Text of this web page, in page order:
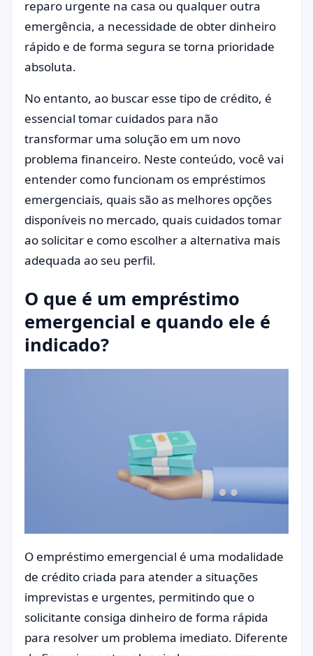
reparo urgente na casa ou qualquer outra
emergência, a necessidade de obter dinheiro
rápido e de forma segura se torna prioridade
absoluta.
No entanto, ao buscar esse tipo de crédito, é
essencial tomar cuidados para não
transformar uma solução em um novo
problema financeiro. Neste conteúdo, você vai
entender como funcionam os empréstimos
emergenciais, quais são as melhores opções
disponíveis no mercado, quais cuidados tomar
ao solicitar e como escolher a alternativa mais
adequada ao seu perfil.
O que é um empréstimo
emergencial e quando ele é
indicado?
O empréstimo emergencial é uma modalidade
de crédito criada para atender a situações
imprevistas e urgentes, permitindo que o
solicitante consiga dinheiro de forma rápida
para resolver um problema imediato. Diferente